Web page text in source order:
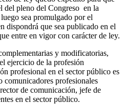
del pleno del Congreso en la
sea promulgado por el
dispondrá que sea publicado en el
entre en vigor con carácter de ley.
y modificatorias,
ejercicio de la profesión
profesional en el sector público es
profesionales
de comunicación, jefe de
en el sector público.